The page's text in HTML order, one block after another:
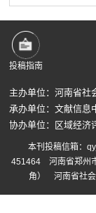
投稿指南
主办单位：河南省社
承办单位：文献信息
协办单位：区域经济
本刊投稿信箱：
451464 河南省郑州
角） 河南省社会